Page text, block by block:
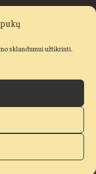
sklandumui užtikrinti.
UAB „Vakarų
ir slapukų politika